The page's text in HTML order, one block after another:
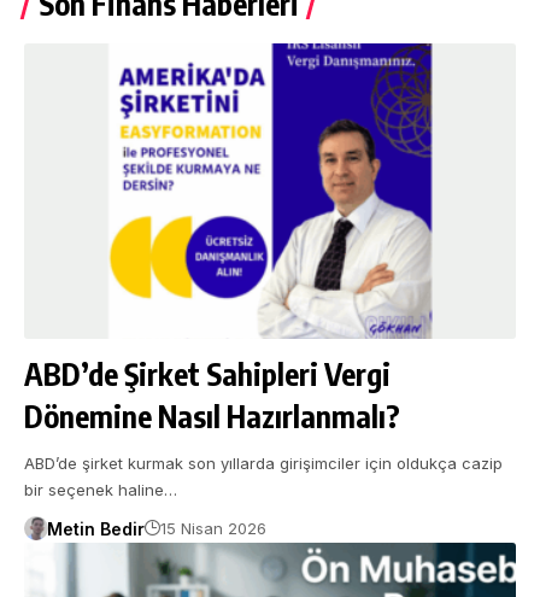
ABD’de Şirket Sahipleri Vergi
Dönemine Nasıl Hazırlanmalı?
ABD’de şirket kurmak son yıllarda girişimciler için oldukça cazip
bir seçenek haline…
Metin Bedir 15 Nisan 2026